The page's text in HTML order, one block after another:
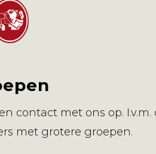
contact met ons op.
met grotere groepen.